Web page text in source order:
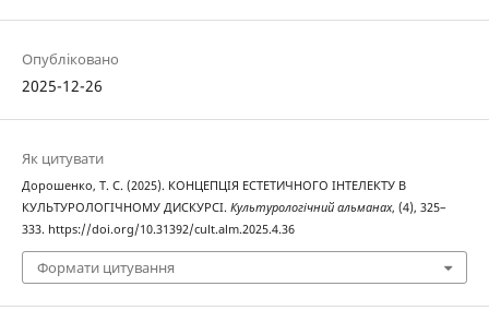
Опубліковано
2025-12-26
Як цитувати
Дорошенко, Т. С. (2025). КОНЦЕПЦІЯ ЕСТЕТИЧНОГО ІНТЕЛЕКТУ В
КУЛЬТУРОЛОГІЧНОМУ ДИСКУРСІ. Культурологічний альманах, (4), 325–
333. https://doi.org/10.31392/cult.alm.2025.4.36
Формати цитування